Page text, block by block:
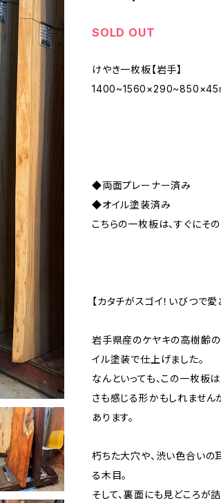
SOLD OUT
けやき一枚板【岩手】
1400~1560×290~850×45㎜
◆両面プレーナー済み
◆オイル塗装済み
こちらの一枚板は、すぐにそ
【カタチがスゴイ！いびつで
岩手県産のケヤキの高樹齢
イル塗装で仕上げました。
なんといっても、この一枚板は
さも感じる形かもしれません
あります。
朽ちた大穴や、渋い色合い
る木目。
そして、裏面にも見どころが